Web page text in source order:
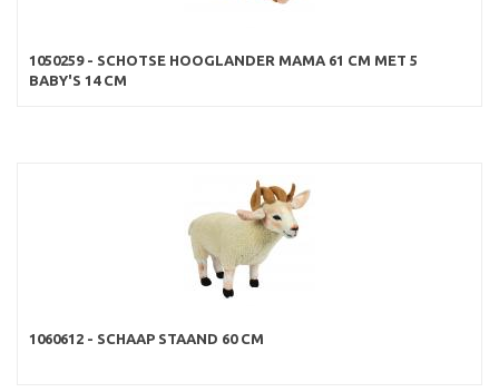
1050259 - SCHOTSE HOOGLANDER MAMA 61 CM MET 5
BABY'S 14 CM
1060612 - SCHAAP STAAND 60 CM